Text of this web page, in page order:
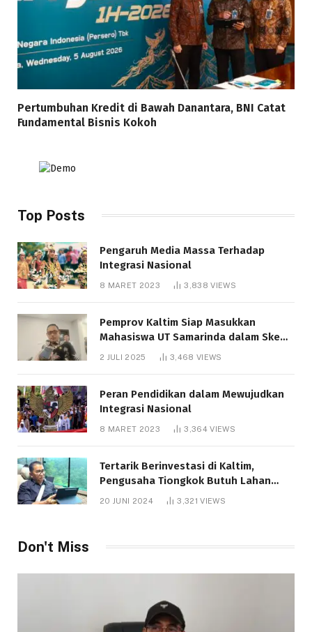
Pertumbuhan Kredit di Bawah Danantara, BNI Catat
Fundamental Bisnis Kokoh
Top Posts
Pengaruh Media Massa Terhadap
Integrasi Nasional
8 MARET 2023 3,838VIEWS
Pemprov Kaltim Siap Masukkan
Mahasiswa UT Samarinda dalam Skema
Bantuan Pendidikan Gratispol
2 JULI 2025 3,468 VIEWS
Peran Pendidikan dalam Mewujudkan
Integrasi Nasional
8 MARET 2023 3,364VIEWS
Tertarik Berinvestasi di Kaltim,
Pengusaha Tiongkok Butuh Lahan
1.000 Hektare
20 JUNI 2024 3,321VIEWS
Don't Miss